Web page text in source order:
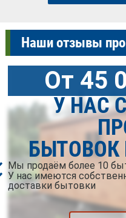
Наши отзывы
От 45
У НАС
Мы продаём более 10
У нас имеются
доставки бытовки